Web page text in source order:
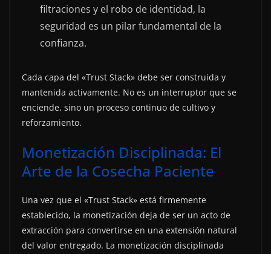
filtraciones y el robo de identidad, la
seguridad es un pilar fundamental de la
confianza.
Cada capa del «Trust Stack» debe ser construida y
mantenida activamente. No es un interruptor que se
enciende, sino un proceso continuo de cultivo y
reforzamiento.
Monetización Disciplinada: El
Arte de la Cosecha Paciente
Una vez que el «Trust Stack» está firmemente
establecido, la monetización deja de ser un acto de
extracción para convertirse en una extensión natural
del valor entregado. La monetización disciplinada